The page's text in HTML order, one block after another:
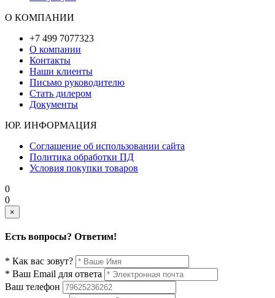
О КОМПАНИИ
+7 499 7077323
О компании
Контакты
Наши клиенты
Письмо руководителю
Стать дилером
Документы
ЮР. ИНФОРМАЦИЯ
Соглашение об использовании сайта
Политика обработки ПД
Условия покупки товаров
0
0
×
Есть вопросы? Ответим!
* Как вас зовут?
* Ваш Email для ответа
Ваш телефон